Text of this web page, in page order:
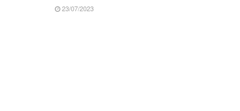
23/07/2023